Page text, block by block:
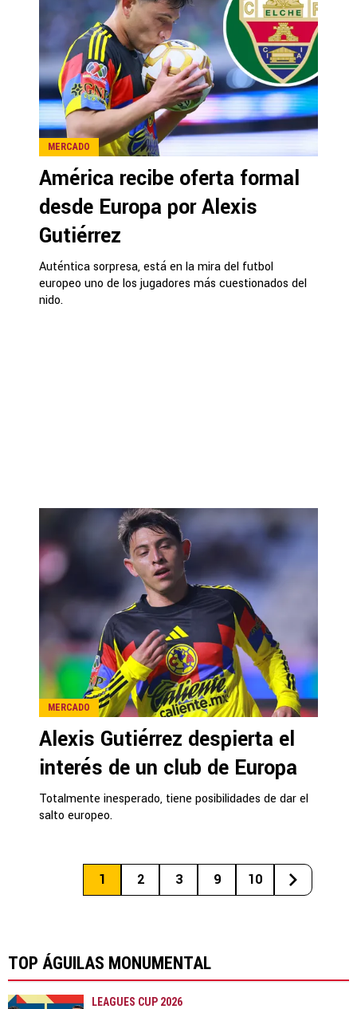
MERCADO
América recibe oferta formal
desde Europa por Alexis
Gutiérrez
Auténtica sorpresa, está en la mira del futbol
europeo uno de los jugadores más cuestionados del
nido.
MERCADO
Alexis Gutiérrez despierta el
interés de un club de Europa
Totalmente inesperado, tiene posibilidades de dar el
salto europeo.
1 2 3 9 10
TOP ÁGUILAS MONUMENTAL
LEAGUES CUP 2026